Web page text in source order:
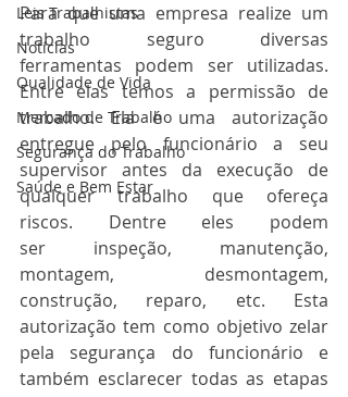
Leis Trabalhistas
Notícias
Qualidade de Vida
Mercado de Trabalho
Segurança do Trabalho
Saúde e Bem Estar
Para que uma empresa realize um
trabalho seguro diversas
ferramentas podem ser utilizadas.
Entre elas temos a permissão de
trabalho. Ela é uma autorização
entregue pelo funcionário a seu
supervisor antes da execução de
qualquer trabalho que ofereça
riscos. Dentre eles podem
ser inspeção, manutenção,
montagem, desmontagem,
construção, reparo, etc. Esta
autorização tem como objetivo zelar
pela segurança do funcionário e
também esclarecer todas as etapas